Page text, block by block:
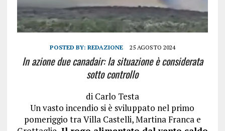
POSTED BY: REDAZIONE 25 AGOSTO 2024
In azione due canadair: la situazione è considerata
sotto controllo
di Carlo Testa
Un vasto incendio si è sviluppato nel primo
pomeriggio tra Villa Castelli, Martina Franca e